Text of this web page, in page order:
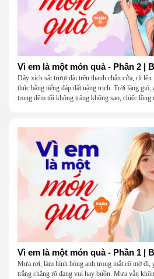
Vì em là một món quà - Phần 2 |
Dây xích sắt trượt dài trên thanh chắn cửa, rít
thúc bằng tiếng đáp đất nặng trịch. Trời lặng gió,
trong đêm tối không trăng không sao, chiếc
Vì em là một món quà - Phần 1 |
Mưa rơi, làm hình bóng anh trong mắt cô mờ đi,
trắng chẳng rõ đang vui hay buồn. Mưa vẫn